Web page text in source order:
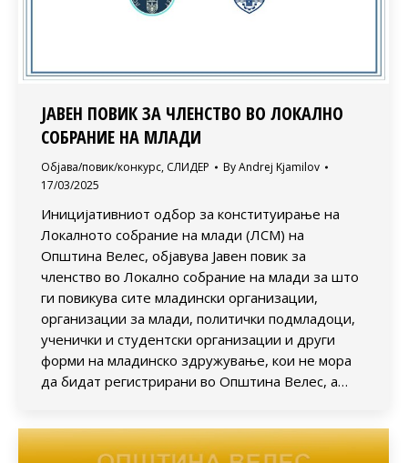
ЈАВЕН ПОВИК ЗА ЧЛЕНСТВО ВО ЛОКАЛНО
СОБРАНИЕ НА МЛАДИ
Објава/повик/конкурс, СЛИДЕР ByAndrej Kjamilov
17/03/2025
Иницијативниот одбор за конституирање на
Локалното собрание на млади (ЛСМ) на
Општина Велес, објавува Јавен повик за
членство во Локално собрание на млади за што
ги повикува сите младински организации,
организации за млади, политички подмладоци,
ученички и студентски организации и други
форми на младинско здружување, кои не мора
да бидат регистрирани во Општина Велес, а…